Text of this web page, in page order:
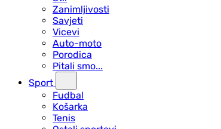
Zanimljivosti
Savjeti
Vicevi
Auto-moto
Porodica
Pitali smo...
Sport
Fudbal
Košarka
Tenis